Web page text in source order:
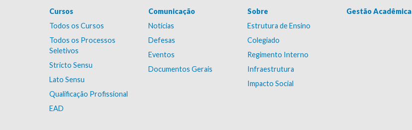
Cursos
Todos os Cursos
Todos os Processos
Seletivos
Stricto Sensu
Lato Sensu
Qualificação Profissional
EAD
Comunicação
Notícias
Defesas
Eventos
Documentos Gerais
Sobre
Estrutura de Ensino
Colegiado
Regimento Interno
Infraestrutura
Impacto Social
Gestão Acadêmica